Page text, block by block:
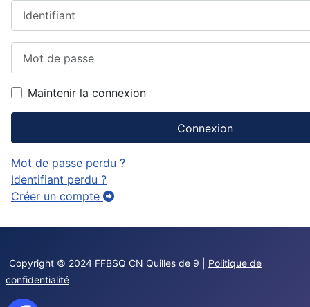
Maintenir la connexion
Connexion
Mot de passe perdu ?
Identifiant perdu ?
Créer un compte
Copyright © 2024 FFBSQ CN Quilles de 9 | Politique de
confidentialité